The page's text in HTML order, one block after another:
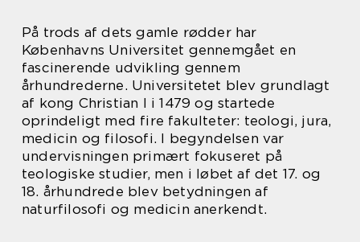
På trods af dets gamle rødder har
Københavns Universitet gennemgået en
fascinerende udvikling gennem
århundrederne. Universitetet blev grundlagt
af kong Christian I i 1479 og startede
oprindeligt med fire fakulteter: teologi, jura,
medicin og filosofi. I begyndelsen var
undervisningen primært fokuseret på
teologiske studier, men i løbet af det 17. og
18. århundrede blev betydningen af
naturfilosofi og medicin anerkendt.